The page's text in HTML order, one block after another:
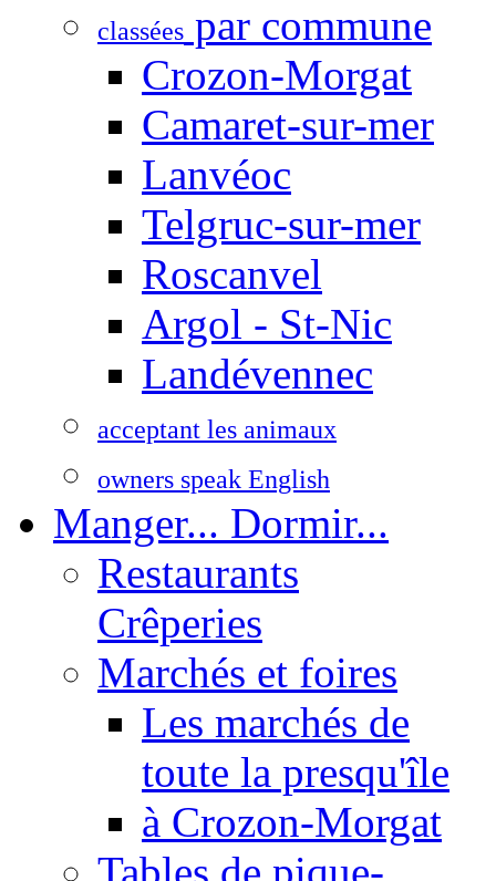
classées par commune
Crozon-Morgat
Camaret-sur-mer
Lanvéoc
Telgruc-sur-mer
Roscanvel
Argol - St-Nic
Landévennec
acceptant les animaux
owners speak English
Manger... Dormir...
Restaurants
Crêperies
Marchés et foires
Les marchés de
toute la presqu'île
à Crozon-Morgat